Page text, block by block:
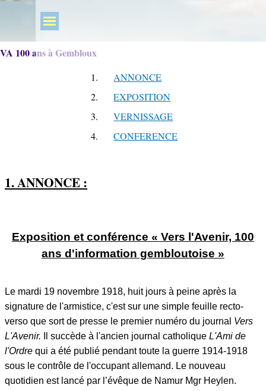
VA 100 ans à Gembloux
1.
ANNONCE
2.
EXPOSITION
3.
VERNISSAGE
4.
CONFERENCE
1. ANNONCE :
Exposition et conférence « Vers l'Avenir, 100
ans d'information gembloutoise »
Le mardi 19 novembre 1918, huit jours à peine après la
signature de l'armistice, c'est sur une simple feuille recto-
verso que sort de presse le premier numéro du journal Vers
L'Avenir.
Il succède à l'ancien journal catholique L'Ami de
l'Ordre qui a été publié pendant toute la guerre 1914-1918
sous le contrôle de l'occupant allemand. Le nouveau
quotidien est lancé par l’évêque de Namur Mgr Heylen.